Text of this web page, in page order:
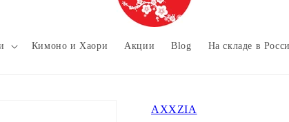
Кимоно и Хаори Акции Blog На складе в
AXXZIA